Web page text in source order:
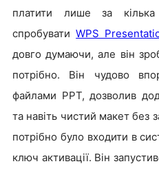
платити лише за
спробуватиWPS
довго думаючи, але він
потрібно. Він чудово
файлами PPT, дозволив
та навіть чистий макет
потрібно було входити в
ключ активації. Він